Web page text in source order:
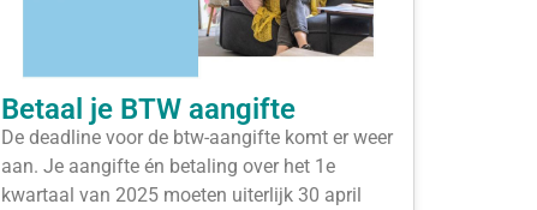
Betaal je BTW aangifte
De deadline voor de btw-aangifte komt er weer
aan. Je aangifte én betaling over het 1e
kwartaal van 2025 moeten uiterlijk 30 april